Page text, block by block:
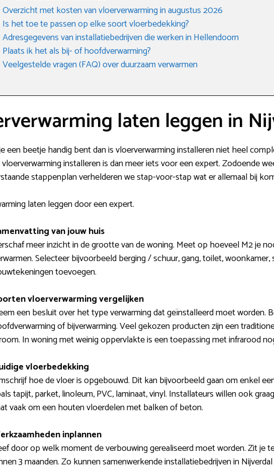
Overzicht met kosten van vloerverwarming in augustus 2026
Is het toe te passen op elke soort vloerbedekking?
Adresgegevens van installatiebedrijven die werken in Hellendoorn
Plaats ik het als bij- of hoofdverwarming?
Veelgestelde vragen (FAQ) over duurzaam verwarmen
laten leggen in
een beetje handig bent dan is vloerverwarming installeren niet heel
vloerverwarming installeren is dan meer iets voor een expert. Zodoende
stappenplan verhelderen we stap-voor-stap wat er allemaal bij
laten leggen door een expert.
van jouw huis
meer inzicht in de grootte van de woning. Meet op hoeveel M2 je
Selecteer bijvoorbeeld berging / schuur, gang, toilet,
toevoegen.
vloerverwarming vergelijken
een besluit over het type verwarming dat geïnstalleerd moet worden.
of bijverwarming. Veel gekozen producten zijn een
In woning met weinig oppervlakte is een toepassing met infrarood
vloerbedekking
hoe de vloer is opgebouwd. Dit kan bijvoorbeeld gaan om enkel
tapijt, parket, linoleum, PVC, laminaat, vinyl. Installateurs willen ook
vaak om een houten vloerdelen met balken of beton.
inplannen
door op welk moment de verbouwing gerealiseerd moet worden. Zit je
3 maanden. Zo kunnen samenwerkende installatiebedrijven in